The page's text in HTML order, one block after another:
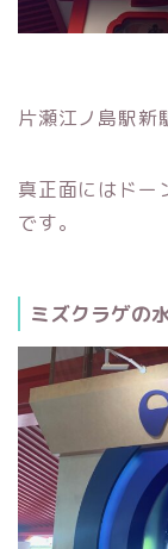
片瀬江ノ島駅
真正面にはドー
です。
ミズクラゲの